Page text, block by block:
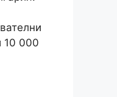
10 000